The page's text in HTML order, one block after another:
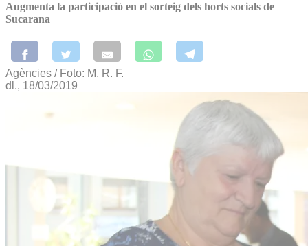
Augmenta la participació en el sorteig dels horts socials de
Sucarana
Agències / Foto: M. R. F.
dl., 18/03/2019